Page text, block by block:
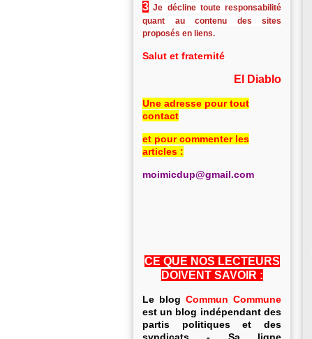
3 Je décline toute responsabilité
quant au contenu des sites
proposés en liens.
Salut et fraternité
El Diablo
Une adresse pour tout
contact
et pour commenter les
articles :
moimicdup@gmail.com
CE QUE NOS LECTEURS
DOIVENT SAVOIR :
Le blog Commun Commune
est un blog indépendant des
partis politiques et des